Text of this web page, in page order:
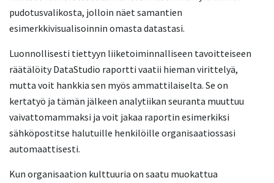
pudotusvalikosta, jolloin näet samantien
esimerkkivisualisoinnin omasta datastasi.
Luonnollisesti tiettyyn liiketoiminnalliseen tavoitteiseen
räätälöity DataStudio raportti vaatii hieman virittelyä,
mutta voit hankkia sen myös ammattilaiselta. Se on
kertatyö ja tämän jälkeen analytiikan seuranta muuttuu
vaivattomammaksi ja voit jakaa raportin esimerkiksi
sähköpostitse halutuille henkilöille organisaatiossasi
automaattisesti.
Kun organisaation kulttuuria on saatu muokattua